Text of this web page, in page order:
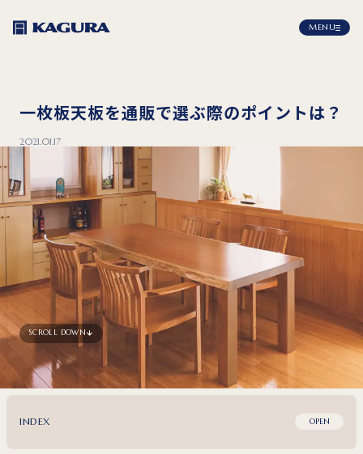
MENU
一枚板天板を通販で選ぶ際のポイントは？
2021.01.17
SCROLL DOWN
INDEX OPEN